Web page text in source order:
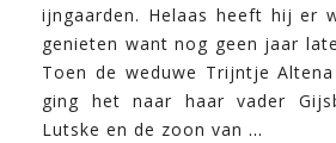
ijngaarden. Helaas heeft hij er
genieten want nog geen jaar
Toen de weduwe Trijntje
ging het naar haar vader
Lutske en de zoon van